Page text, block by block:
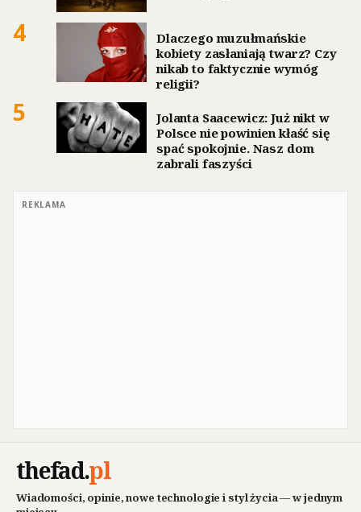
4
Dlaczego muzułmańskie
kobiety zasłaniają twarz? Czy
nikab to faktycznie wymóg
religii?
5
Jolanta Saacewicz: Już nikt w
Polsce nie powinien kłaść się
spać spokojnie. Nasz dom
zabrali faszyści
REKLAMA
thefad.pl
Wiadomości, opinie, nowe technologie i styl życia — w jednym